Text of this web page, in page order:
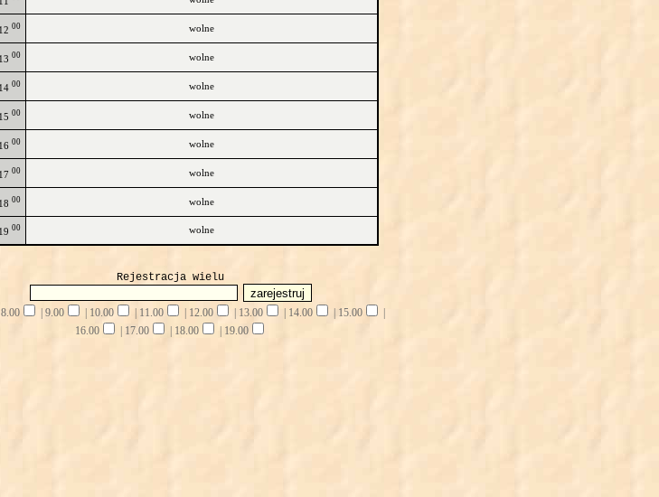
12 00 wolne
13 00 wolne
14 00 wolne
15 00 wolne
16 00 wolne
17 00 wolne
18 00 wolne
19 00 wolne
Rejestracja wielu
8.00 9.00 10.00 11.00 12.00 13.00 14.00 15.00
16.00
17.00 18.00 19.00